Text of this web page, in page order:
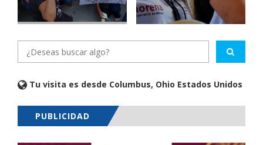
Tu visita es desde Columbus, Ohio Estados Unidos
PUBLICIDAD